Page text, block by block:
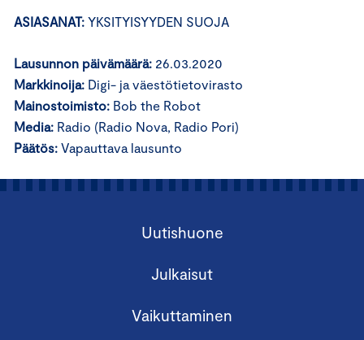
ASIASANAT: YKSITYISYYDEN SUOJA
Lausunnon päivämäärä: 26.03.2020
Markkinoija: Digi- ja väestötietovirasto
Mainostoimisto: Bob the Robot
Media: Radio (Radio Nova, Radio Pori)
Päätös: Vapauttava lausunto
Uutishuone
Julkaisut
Vaikuttaminen